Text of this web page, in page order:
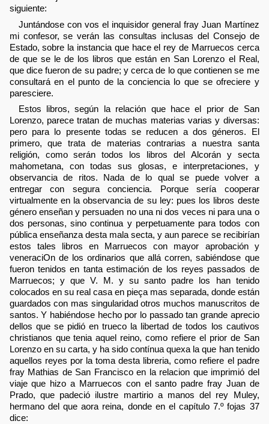
siguiente:
Juntándose con vos el inquisidor general fray Juan Martínez
mi confesor, se verán las consultas inclusas del Consejo de
Estado, sobre la instancia que hace el rey de Marruecos cerca
de que se le de los libros que están en San Lorenzo el Real,
que dice fueron de su padre; y cerca de lo que contienen se me
consultará en el punto de la conciencia lo que se ofreciere y
paresciere.
Estos libros, según la relación que hace el prior de San
Lorenzo, parece tratan de muchas materias varias y diversas:
pero para lo presente todas se reducen a dos géneros. El
primero, que trata de materias contrarias a nuestra santa
religión, como serán todos los libros del Alcorán y secta
mahometana, con todas sus glosas, e interpretaciones, y
observancia de ritos. Nada de lo qual se puede volver a
entregar con segura conciencia. Porque sería cooperar
virtualmente en la observancia de su ley: pues los libros deste
género enseñan y persuaden no una ni dos veces ni para una o
dos personas, sino continua y perpetuamente para todos con
pública enseñanza desta mala secta, y aun parece se recibirían
estos tales libros en Marruecos con mayor aprobación y
veneraciOn de los ordinarios que allá corren, sabiéndose que
fueron tenidos en tanta estimación de los reyes passados de
Marruecos; y que V. M. y su santo padre los han tenido
colocados en su real casa en pieça mas separada, donde están
guardados con mas singularidad otros muchos manuscritos de
santos. Y habiéndose hecho por lo passado tan grande aprecio
dellos que se pidió en trueco la libertad de todos los cautivos
christianos que tenia aquel reino, como refiere el prior de San
Lorenzo en su carta, y ha sido contínua quexa la que han tenido
aquellos reyes por la toma desta libreria, como refiere el padre
fray Mathias de San Francisco en la relacion que imprimió del
viaje que hizo a Marruecos con el santo padre fray Juan de
Prado, que padeció ilustre martirio a manos del rey Muley,
hermano del que aora reina, donde en el capítulo 7.º fojas 37
dice: